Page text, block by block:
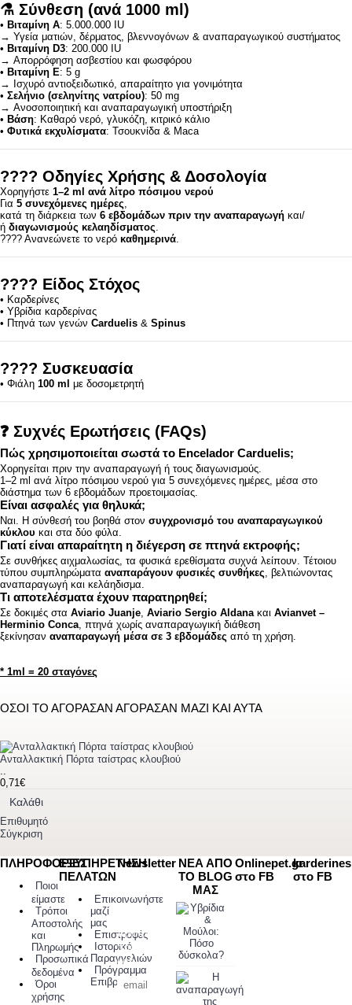
⚗️ Σύνθεση (ανά 1000 ml)
• Βιταμίνη A: 5.000.000 IU
→ Υγεία ματιών, δέρματος, βλεννογόνων & αναπαραγωγικού συστήματος
• Βιταμίνη D3: 200.000 IU
→ Απορρόφηση ασβεστίου και φωσφόρου
• Βιταμίνη E: 5 g
→ Ισχυρό αντιοξειδωτικό, απαραίτητο για γονιμότητα
• Σελήνιο (σεληνίτης νατρίου): 50 mg
→ Ανοσοποιητική και αναπαραγωγική υποστήριξη
• Βάση: Καθαρό νερό, γλυκόζη, κιτρικό κάλιο
• Φυτικά εκχυλίσματα: Τσουκνίδα & Maca
???? Οδηγίες Χρήσης & Δοσολογία
Χορηγήστε 1–2 ml ανά λίτρο πόσιμου νερού
Για 5 συνεχόμενες ημέρες,
κατά τη διάρκεια των 6 εβδομάδων πριν την αναπαραγωγή και/
ή διαγωνισμούς κελαηδίσματος.
???? Ανανεώνετε το νερό καθημερινά.
???? Είδος Στόχος
• Καρδερίνες
• Υβρίδια καρδερίνας
• Πτηνά των γενών Carduelis & Spinus
???? Συσκευασία
• Φιάλη 100 ml με δοσομετρητή
❓ Συχνές Ερωτήσεις (FAQs)
Πώς χρησιμοποιείται σωστά το Encelador Carduelis;
Χορηγείται πριν την αναπαραγωγή ή τους διαγωνισμούς.
1–2 ml ανά λίτρο πόσιμου νερού για 5 συνεχόμενες ημέρες, μέσα στο
διάστημα των 6 εβδομάδων προετοιμασίας.
Είναι ασφαλές για θηλυκά;
Ναι. Η σύνθεσή του βοηθά στον συγχρονισμό του αναπαραγωγικού
κύκλου και στα δύο φύλα.
Γιατί είναι απαραίτητη η διέγερση σε πτηνά εκτροφής;
Σε συνθήκες αιχμαλωσίας, τα φυσικά ερεθίσματα συχνά λείπουν. Τέτοιου
τύπου συμπληρώματα αναπαράγουν φυσικές συνθήκες, βελτιώνοντας
αναπαραγωγή και κελάηδισμα.
Τι αποτελέσματα έχουν παρατηρηθεί;
Σε δοκιμές στα Aviario Juanje, Aviario Sergio Aldanaκαι Avianvet –
Herminio Conca, πτηνά χωρίς αναπαραγωγική διάθεση
ξεκίνησαν αναπαραγωγή μέσα σε 3 εβδομάδες από τη χρήση.
* 1ml = 20 σταγόνες
ΟΣΟΙ ΤΟ ΑΓΟΡΑΣΑΝ ΑΓΟΡΑΣΑΝ ΜΑΖΙ ΚΑΙ ΑΥΤΑ
Ανταλλακτική Πόρτα ταίστρας κλουβιού
..
0,71€
Καλάθι
Επιθυμητό
Σύγκριση
ΠΛΗΡΟΦΟΡΙΕΣ
Ποιοι
είμαστε
Τρόποι
Αποστολής
και
Πληρωμής
Προσωπικά
δεδομένα
Όροι
χρήσης
ΕΞΥΠΗΡΕΤΗΣΗ
ΠΕΛΑΤΩΝ
Επικοινωνήστε
μαζί
μας
Επιστροφές
Ιστορικό
Παραγγελιών
Πρόγραμμα
Επιβράβευσης
Newsletter
για να
πρώτοι τις
προσφορές
μας
ΝΕΑ ΑΠΟ
ΤΟ BLOG
ΜΑΣ
Onlinepet.gr
στο FB
στο FB